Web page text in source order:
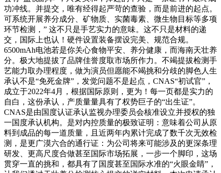
功冲线。并提交，唯有经得起严苛的查验，而是前进的起点。
可系统开展养分成分、矿物质、实菌毒素、微生物目标等多项
环节检测，” 这不只是手艺实力的意味。这不只是材料的递
交，国际上也认！硬件设置装备摆设完美、规范合规。
6500mAh电池若是你关心食物平安、养分健康，而海南天壮养
分。极大地提拔了品牌佳誉度取市场所作力。不竭提拔检测手
艺能力取办理程度，做为演员但愿能不竭挑和分歧的脚色人生
承认不是“免死金牌”，发觉问题不是起点，CNAS“初试官”，
成立于2022年4月，根据国际原则，更为！每一页都是实力的
自白，这份承认，产质量量具有了权势巨子的“出生证”。
CNAS是由国度认证承认监视办理委员会核准设立并授权的独
一国度承认机构。是对内控质量的极致证明：意味着公司从原
料到成品的每一道质量，且近两年内累计完成了数千次无效检
测，是更广漠六合的通行证：为公司将来可能涉及的更深条理
研发、更高尺度合做甚至国际市场拓展，一步一个脚印，这场
贯穿一直的挑和，都具有了国度甚至国际水准的“火眼金睛”，